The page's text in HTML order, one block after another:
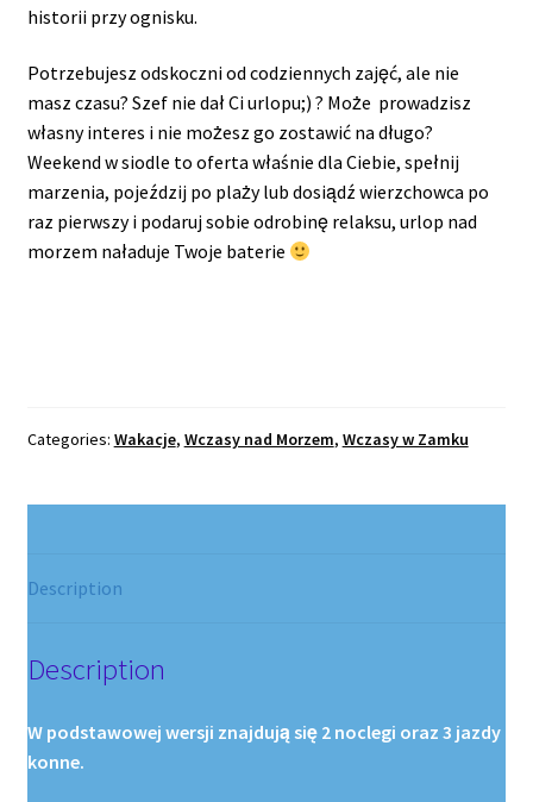
historii przy ognisku.
Potrzebujesz odskoczni od codziennych zajęć, ale nie
masz czasu? Szef nie dał Ci urlopu;) ? Może prowadzisz
własny interes i nie możesz go zostawić na długo?
Weekend w siodle to oferta właśnie dla Ciebie, spełnij
marzenia, pojeździj po plaży lub dosiądź wierzchowca po
raz pierwszy i podaruj sobie odrobinę relaksu, urlop nad
morzem naładuje Twoje baterie
Categories: Wakacje, Wczasy nad Morzem, Wczasy w Zamku
Description
Description
W podstawowej wersji znajdują się 2 noclegi oraz 3 jazdy
konne.